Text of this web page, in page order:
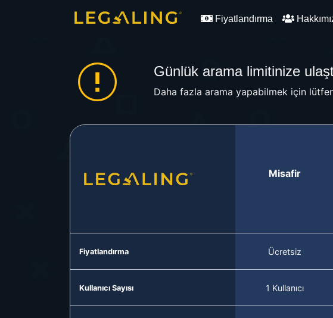
Fiyatlandırma
Günlük arama limitinize
Daha fazla arama yapabilmek için
Misafir
Fiyatlandırma Ücretsiz
Kullanıcı Sayısı 1 Kullanıcı